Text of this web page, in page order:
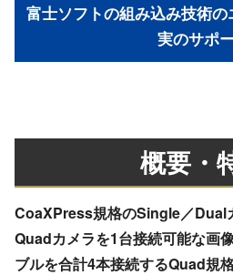
富士ソフトの組み込み技術
実のサポ
概要・
CoaXPress規格のSingle／Dual
Quadカメラを1台接続可能な画
ブルを合計4本接続するQuad規